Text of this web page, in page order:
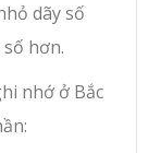
dãy số
hơn.
nhớ ở Bắc